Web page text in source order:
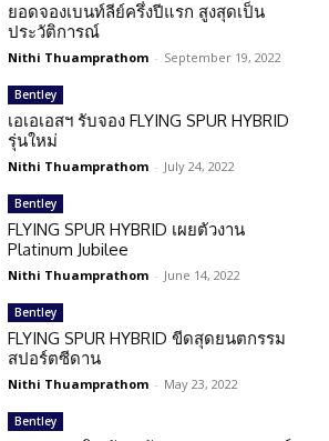
ยอดจองเบนท์ลีย์ครึ่งปีแรก สูงสุดเป็น
ประวัติการณ์
Nithi Thuamprathom - September 19, 2022
Bentley
เอเอเอสฯ รับจอง FLYING SPUR HYBRID
รุ่นใหม่
Nithi Thuamprathom - July 24, 2022
Bentley
FLYING SPUR HYBRID เผยตัวงาน
Platinum Jubilee
Nithi Thuamprathom - June 14, 2022
Bentley
FLYING SPUR HYBRID ขีดสุดยนตกรรม
สปอร์ตซีดาน
Nithi Thuamprathom - May 23, 2022
Bentley